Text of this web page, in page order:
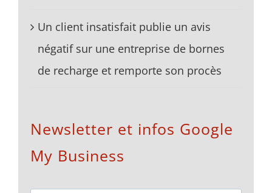
Un client insatisfait publie un avis
négatif sur une entreprise de bornes
de recharge et remporte son procès
Newsletter et infos Google
My Business